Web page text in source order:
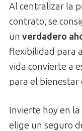
Al centralizar la
contrato, se
un verdadero
flexibilidad para
vida convierte a
para el bienestar
Invierte hoy en
elige un seguro